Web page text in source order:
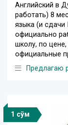
Английский в
работать) 8
языка (и сдачи
официально
школу, по
официальные
Предлагаю
1 сўм